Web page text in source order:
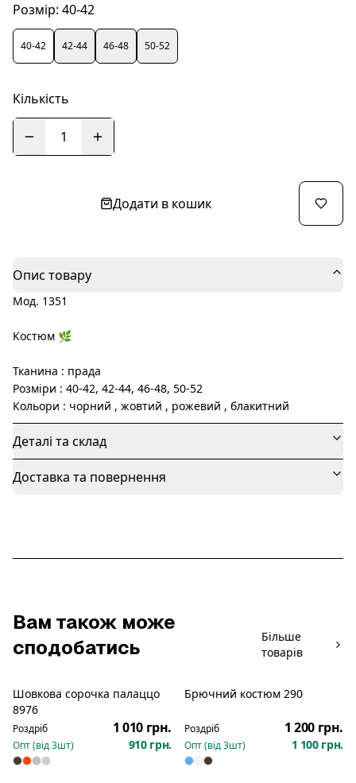
Розмір: 40-42
40-42 42-44 46-48 50-52
Кількість
1
Додати в кошик
Опис товару
Мод. 1351
Костюм 🌿
Тканина : прада
Розміри : 40-42, 42-44, 46-48, 50-52
Кольори : чорний , жовтий , рожевий , блакитний
Деталі та склад
Доставка та повернення
Вам також може
сподобатись
Більше
товарів
Новинка
Шовкова сорочка палаццо
8976
Роздріб 1 010 грн.
Опт (від3шт) 910 грн.
Брючний костюм 290
Роздріб 1 200 грн.
Опт (від3шт) 1 100 грн.